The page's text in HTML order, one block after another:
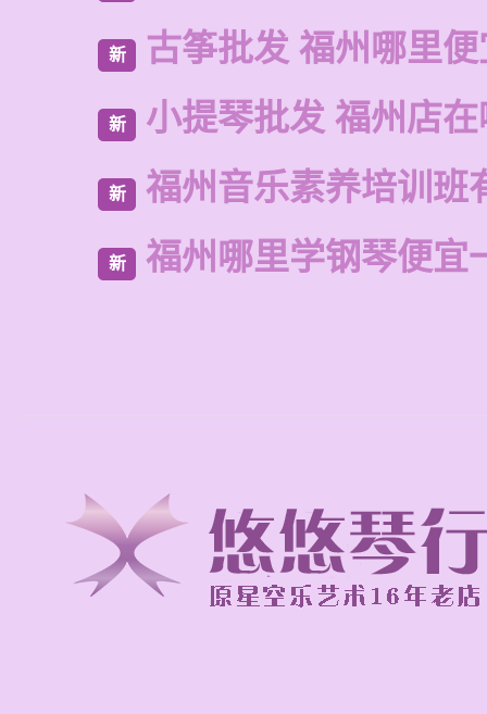
新 古筝批发 福州哪里
新 小提琴批发 福州店
新 福州音乐素养培训班
新 福州哪里学钢琴便宜